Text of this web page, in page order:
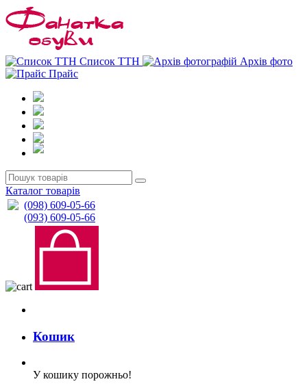
Список ТТН
Архів фото
Прайс
Каталог товарів
(098) 609-05-66
(093) 609-05-66
Кошик
У кошику порожньо!